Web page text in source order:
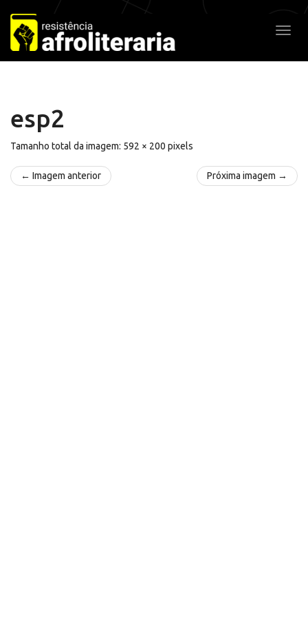
Pular
para
o
conteúdo
esp2
Tamanho total da imagem: 592 × 200 pixels
← Imagem anterior Próxima imagem →